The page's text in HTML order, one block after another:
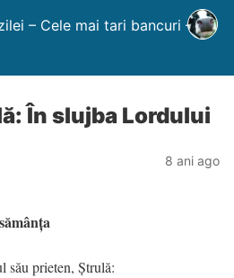
– Cele mai tari bancuri –
În slujba Lordului
8 ani ago
său prieten, Ștrulă: